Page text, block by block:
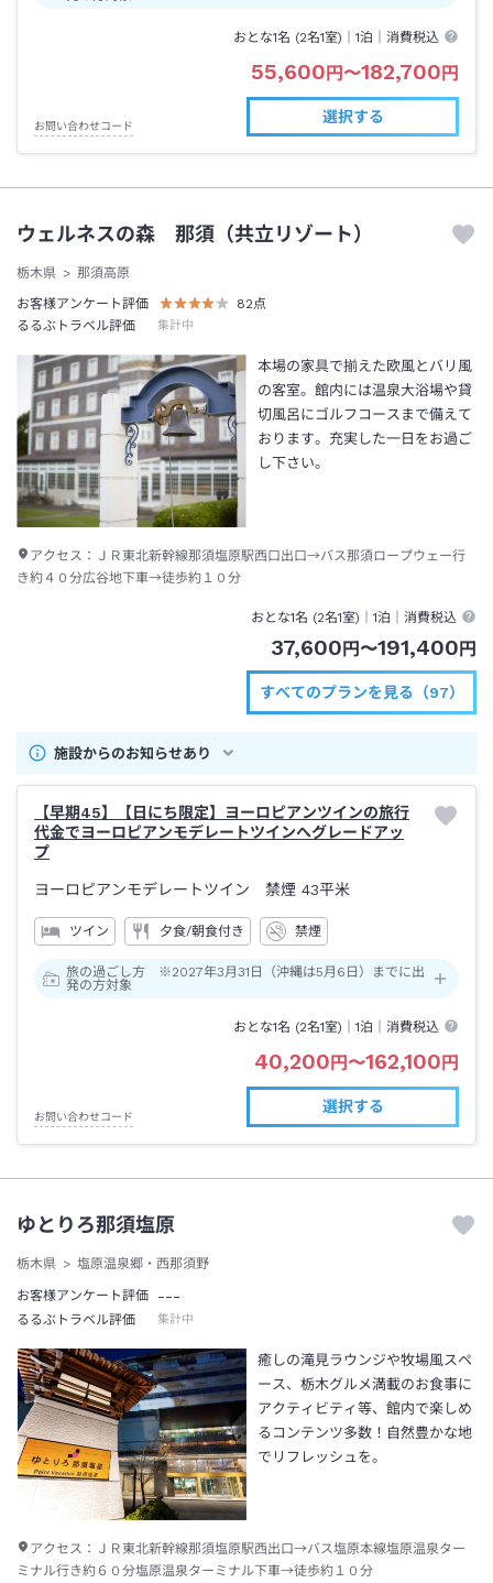
おとな1名 (2名1室)｜1泊 ｜消費税込
55,600円〜182,700円
お問い合わせコード
選択する
ウェルネスの森 那須（共立リゾート）
栃木県
那須高原
お客様アンケート評価
82点
るるぶトラベル評価
集計中
本場の家具で揃えた欧風とバリ風
の客室。館内には温泉大浴場や貸
切風呂にゴルフコースまで備えて
おります。充実した一日をお過ご
し下さい。
アクセス： ＪＲ東北新幹線那須塩原駅西口出口→バス那須ロープウェー行
き約４０分広谷地下車→徒歩約１０分
おとな1名 (2名1室)｜1泊 ｜消費税込
37,600 円 〜191,400 円
すべてのプランを見る（97）
施設からのお知らせあり
【早期45】【日にち限定】ヨーロピアンツインの旅行
代金でヨーロピアンモデレートツインへグレードアッ
プ
ヨーロピアンモデレートツイン 禁煙 43平米
ツイン 夕食/朝食付き 禁煙
旅の過ごし方 ※2027年3月31日（沖縄は5月6日）までに出
発の方対象
おとな1名 (2名1室)｜1泊 ｜消費税込
40,200 円 〜162,100 円
お問い合わせコード
選択する
ゆとりろ那須塩原
栃木県 塩原温泉郷・西那須野
お客様アンケート評価 ---
るるぶトラベル評価 集計中
癒しの滝見ラウンジや牧場風スペ
ース、栃木グルメ満載のお食事に
アクティビティ等、館内で楽しめ
るコンテンツ多数！自然豊かな地
でリフレッシュを。
アクセス： ＪＲ東北新幹線那須塩原駅西出口→バス塩原本線塩原温泉ター
ミナル行き約６０分塩原温泉ターミナル下車→徒歩約１０分